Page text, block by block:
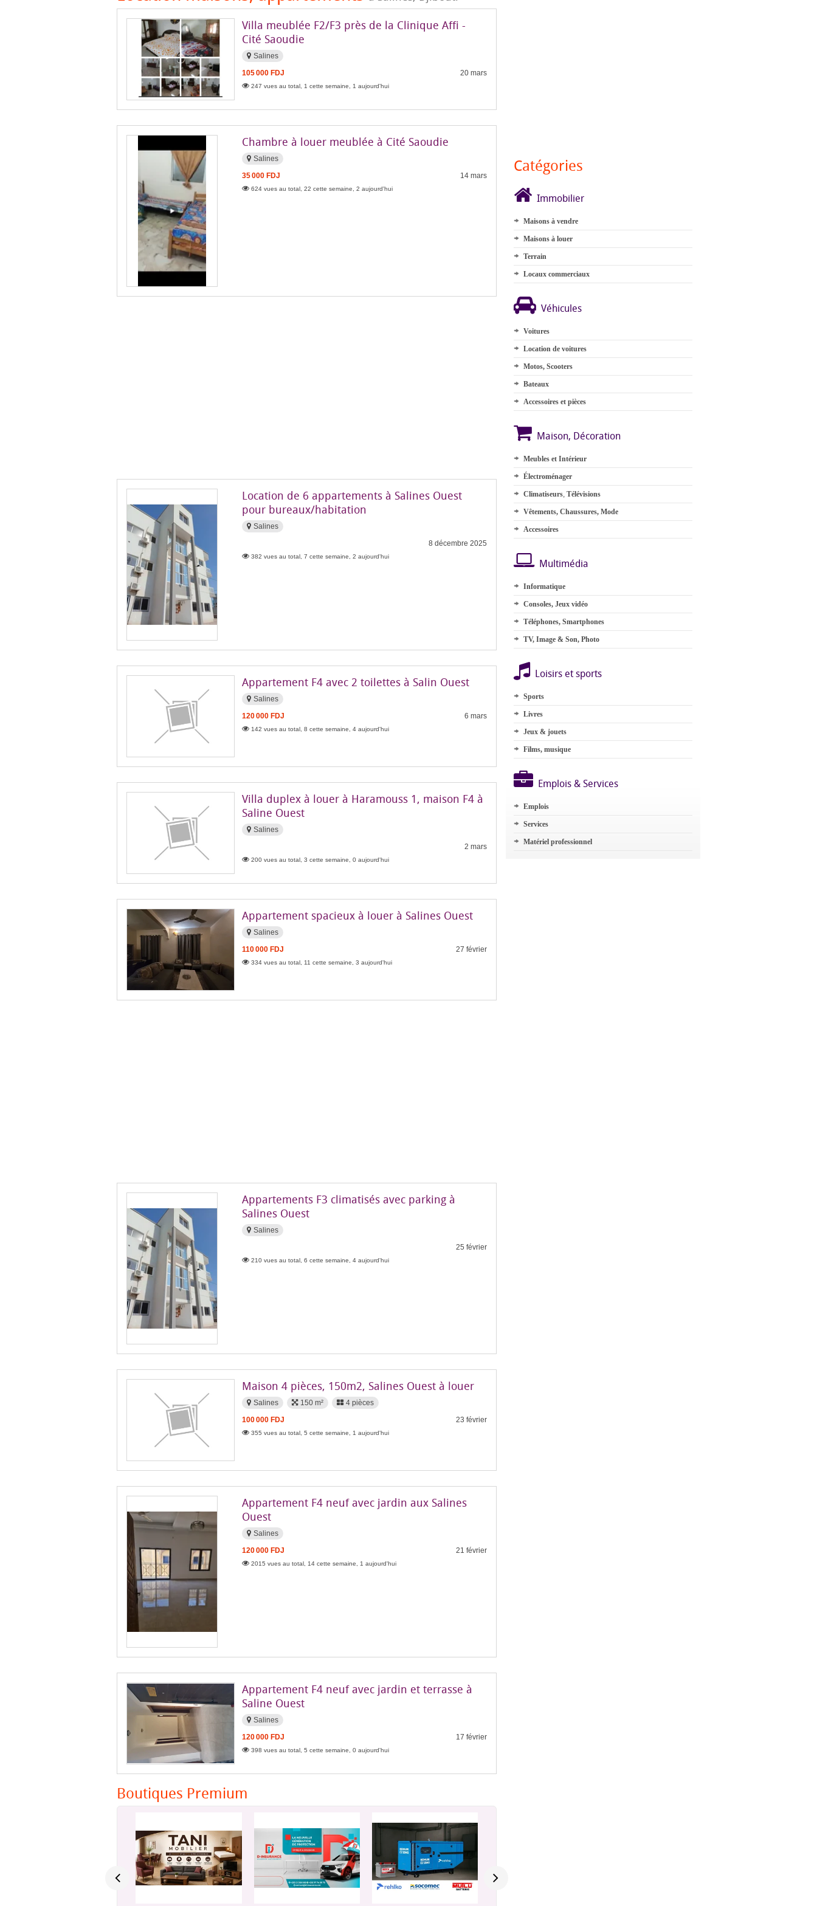
Villa meublée F2/F3 près de la Clinique Affi -
Cité Saoudie
Salines
105 000 FDJ
20 mars
247 vues au total, 1 cette semaine, 1 aujourd'hui
Chambre à louer meublée à Cité Saoudie
Salines
35 000 FDJ
14 mars
624 vues au total, 22 cette semaine, 2 aujourd'hui
Location de 6 appartements à Salines Ouest
pour bureaux/habitation
Salines
8 décembre 2025
382 vues au total, 7 cette semaine, 2 aujourd'hui
Appartement F4 avec 2 toilettes à Salin Ouest
Salines
120 000 FDJ
6 mars
142 vues au total, 8 cette semaine, 4 aujourd'hui
Villa duplex à louer à Haramouss 1, maison F4 à
Saline Ouest
Salines
2 mars
200 vues au total, 3 cette semaine, 0 aujourd'hui
Appartement spacieux à louer à Salines Ouest
Salines
110 000 FDJ
27 février
334 vues au total, 11 cette semaine, 3 aujourd'hui
Appartements F3 climatisés avec parking à
Salines Ouest
Salines
25 février
210 vues au total, 6 cette semaine, 4 aujourd'hui
Maison 4 pièces, 150m2, Salines Ouest à louer
Salines 150 m²
4 pièces
100 000 FDJ
23 février
355 vues au total, 5 cette semaine, 1 aujourd'hui
Appartement F4 neuf avec jardin aux Salines
Ouest
Salines
120 000 FDJ
21 février
2015 vues au total, 14 cette semaine, 1 aujourd'hui
Appartement F4 neuf avec jardin et terrasse à
Saline Ouest
Salines
120 000 FDJ
17 février
398 vues au total, 5 cette semaine, 0 aujourd'hui
Boutiques Premium
Catégories
Immobilier
Maisons à vendre
Maisons à louer
Terrain
Locaux commerciaux
Véhicules
Voitures
Location de voitures
Motos, Scooters
Bateaux
Accessoires et pièces
Maison, Décoration
Meubles et Intérieur
Électroménager
Climatiseurs, Télévisions
Vêtements, Chaussures, Mode
Accessoires
Multimédia
Informatique
Consoles, Jeux vidéo
Téléphones, Smartphones
TV, Image & Son, Photo
Loisirs et sports
Sports
Livres
Jeux & jouets
Films, musique
Emplois & Services
Emplois
Services
Matériel professionnel